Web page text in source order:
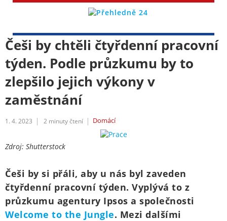
Češi by chtěli čtyřdenní pracovní
týden. Podle průzkumu by to
zlepšilo jejich výkony v
zaměstnání
1. 4. 2023 2 minuty čtení Domácí
Zdroj: Shutterstock
Češi by si přáli, aby u nás byl zaveden
čtyřdenní pracovní týden. Vyplývá to z
průzkumu agentury Ipsos a společnosti
Welcome to the Jungle. Mezi dalšími